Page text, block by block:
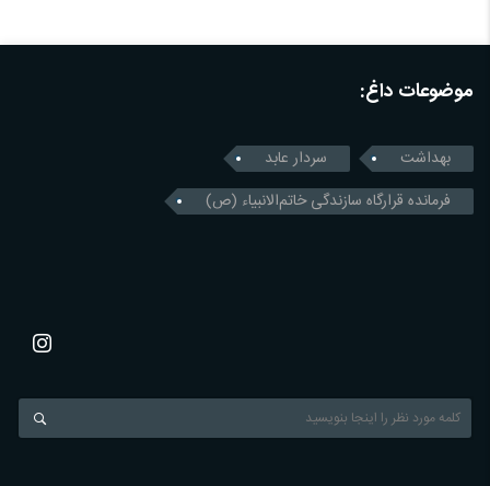
موضوعات داغ:
بهداشت
سردار عابد
فرمانده قرارگاه سازندگی خاتم‌الانبیاء (ص)